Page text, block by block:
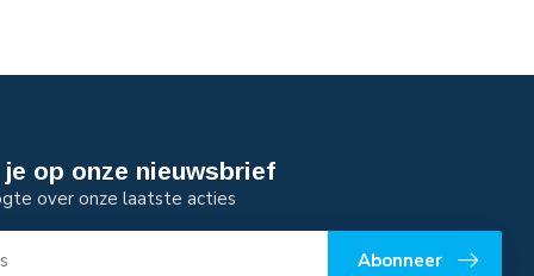
op onze nieuwsbrief
over onze laatste acties
Abonneer